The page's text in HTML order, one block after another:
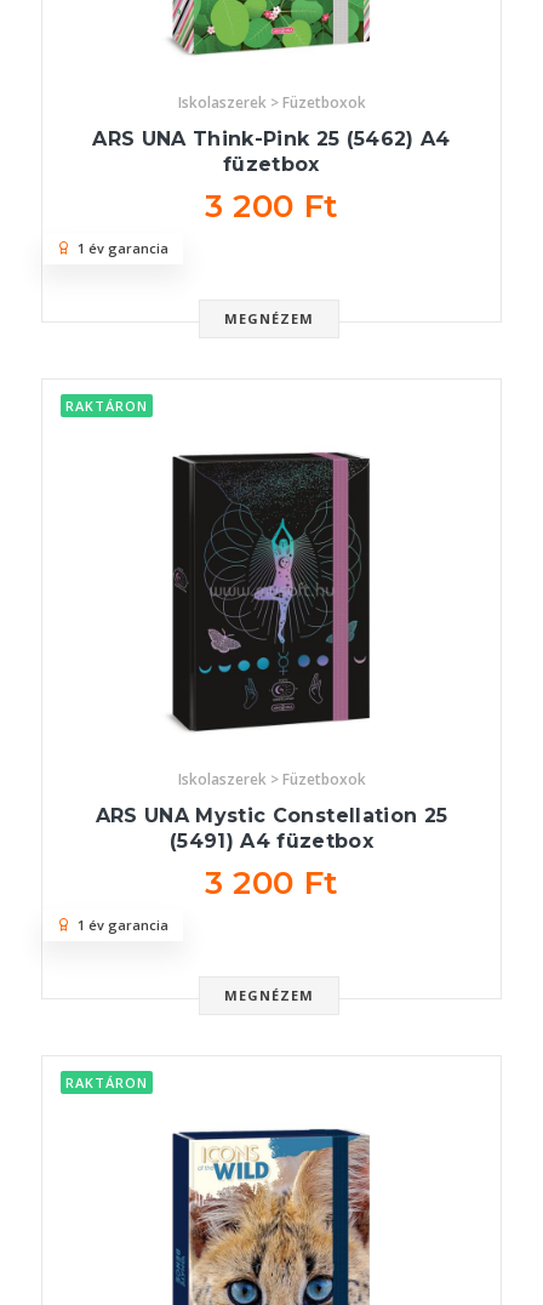
Iskolaszerek > Füzetboxok
ARS UNA Think-Pink 25 (5462) A4
füzetbox
3 200 Ft
MEGNÉZEM
1 év garancia
RAKTÁRON
Iskolaszerek > Füzetboxok
ARS UNA Mystic Constellation 25
(5491) A4 füzetbox
3 200 Ft
MEGNÉZEM
1 év garancia
RAKTÁRON